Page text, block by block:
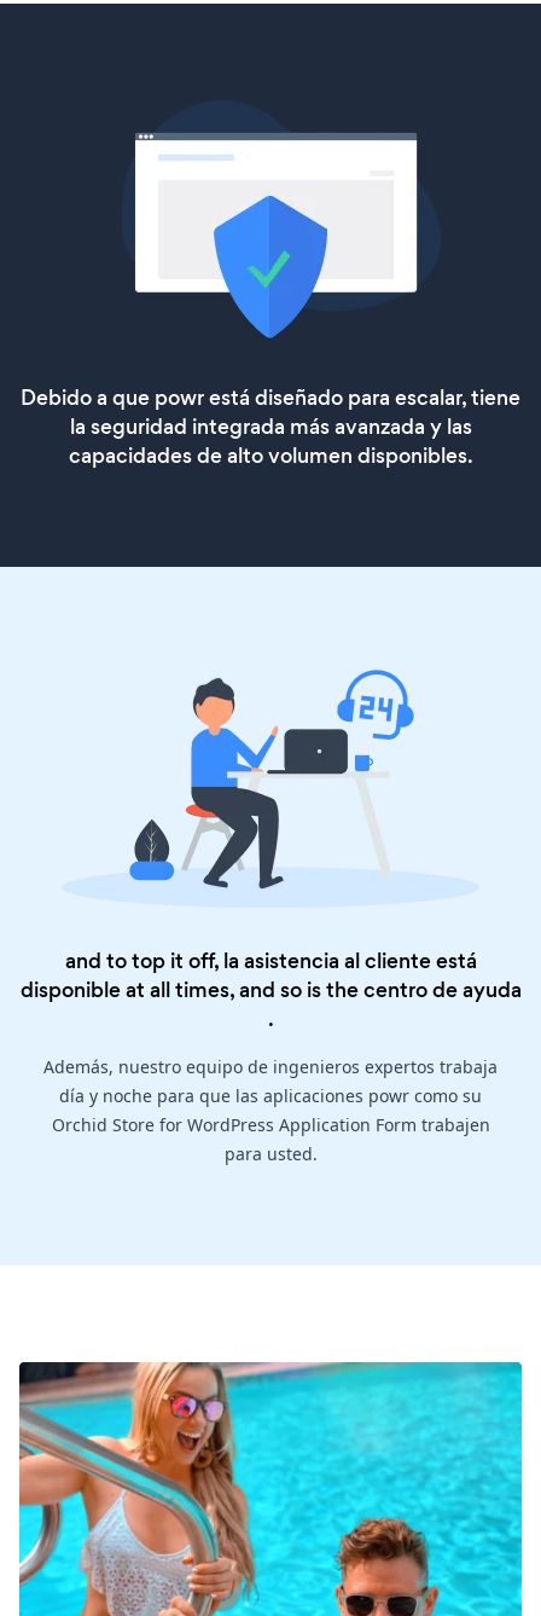
Debido a que powr está diseñado para escalar, tiene
la seguridad integrada más avanzada y las
capacidades de alto volumen disponibles.
and to top it off, la asistencia al cliente está
disponible at all times, and so is thecentro de ayuda
.
Además, nuestro equipo de ingenieros expertos trabaja
día y noche para que las aplicaciones powr como su
Orchid Store for WordPress Application Form trabajen
para usted.